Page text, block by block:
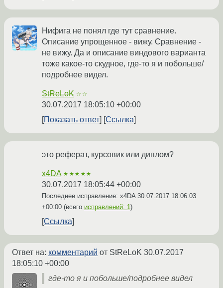
Нифига не понял где тут сравнение.
Описание упрощенное - вижу. Сравнение -
не вижу. Да и описание виндового варианта
тоже какое-то скудное, где-то я и побольше/
подробнее видел.
StReLoK ☆☆
30.07.2017 18:05:10 +00:00
Показать ответ
Ссылка
это реферат, курсовик или диплом?
x4DA ★★★★★
30.07.2017 18:05:44 +00:00
Последнее исправление: x4DA 30.07.2017 18:06:03
+00:00 (всего исправлений: 1)
Ссылка
Ответ на: комментарий от StReLoK 30.07.2017
18:05:10 +00:00
где-то я и побольше/подробнее видел